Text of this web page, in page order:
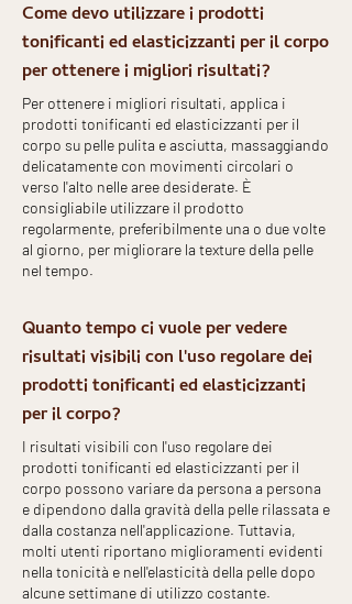
Come devo utilizzare i prodotti
tonificanti ed elasticizzanti per il corpo
per ottenere i migliori risultati?
Per ottenere i migliori risultati, applica i
prodotti tonificanti ed elasticizzanti per il
corpo su pelle pulita e asciutta, massaggiando
delicatamente con movimenti circolari o
verso l'alto nelle aree desiderate. È
consigliabile utilizzare il prodotto
regolarmente, preferibilmente una o due volte
al giorno, per migliorare la texture della pelle
nel tempo.
Quanto tempo ci vuole per vedere
risultati visibili con l'uso regolare dei
prodotti tonificanti ed elasticizzanti
per il corpo?
I risultati visibili con l'uso regolare dei
prodotti tonificanti ed elasticizzanti per il
corpo possono variare da persona a persona
e dipendono dalla gravità della pelle rilassata e
dalla costanza nell'applicazione. Tuttavia,
molti utenti riportano miglioramenti evidenti
nella tonicità e nell'elasticità della pelle dopo
alcune settimane di utilizzo costante.